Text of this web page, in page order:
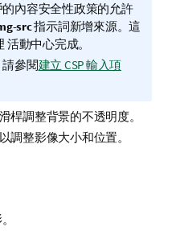
內容安全性政策的允許
src指示詞新增來源。這
活動中心完成。
參閱建立 CSP 輸入項
桿調整背景的不透明度。
調整影像大小和位置。